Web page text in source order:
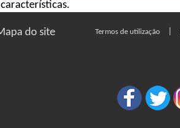
do site Termos de utilização